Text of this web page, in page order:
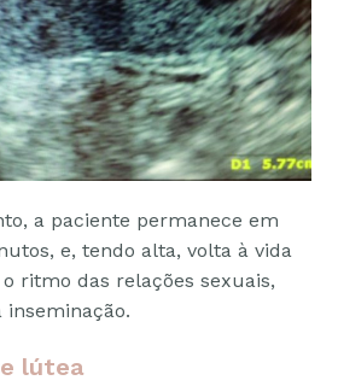
a paciente permanece em
e, tendo alta, volta à vida
ritmo das relações sexuais,
lútea